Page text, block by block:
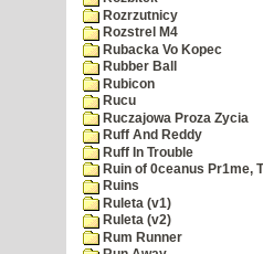
Rozrzutnicy
Rozstrel M4
Rubacka Vo Kopec
Rubber Ball
Rubicon
Rucu
Ruczajowa Proza Zycia
Ruff And Reddy
Ruff In Trouble
Ruin of 0ceanus Pr1me,
Ruins
Ruleta (v1)
Ruleta (v2)
Rum Runner